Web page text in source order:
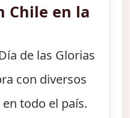
Chile en la
de las Glorias
con diversos
todo el país.